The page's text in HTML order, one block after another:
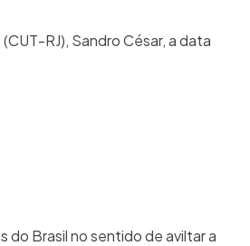
RJ), Sandro César, a data
do Brasil no sentido de aviltar a